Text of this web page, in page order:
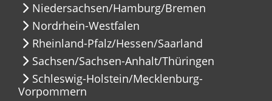
Niedersachsen/Hamburg/Bremen
Nordrhein-Westfalen
Rheinland-Pfalz/Hessen/Saarland
Sachsen/Sachsen-Anhalt/Thüringen
Schleswig-Holstein/Mecklenburg-
Vorpommern